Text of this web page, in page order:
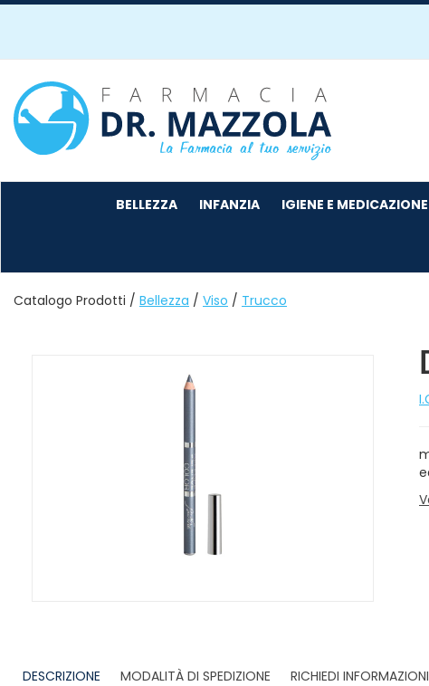
Passa
principale
Farmacia
Mazzola
BELLEZZA INFANZIA IGIENE E MEDICAZIONE
Catalogo Prodotti / Bellezza / Viso / Trucco
DESCRIZIONE
MODALITÀ DI SPEDIZIONE RICHIEDI INFORMAZIONI